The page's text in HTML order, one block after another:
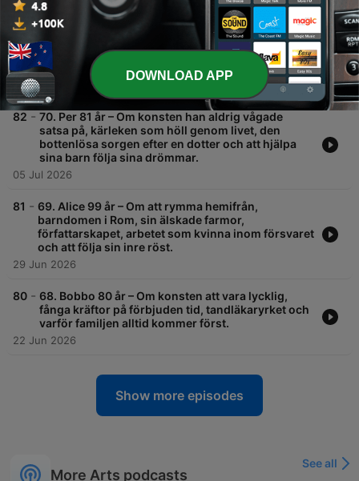
83 - 71. Johannie 105 år – Om livsvisdom från hennes
farmor, en självförsörjande uppväxt, smugglingen
under krigsåren, lyckan i de små sakerna och att
se en vän i varje människa.
Möt den 105-åriga Johanni i ett djupt samtal om ett långt liv fyllt av både prövningar och visdom. Hon delar med sig av minnen från sin barndom i Norge, flytten till Sverige och de starka upplevelserna under andra världskriget, inklusive smuggling över gränsen samt personliga förluster. Avsnittet utforskar även teman som självförsörjning, entreprenörskap i Sälen och vikten av att finna lyckan i vardagens små ögonblick. Vi får även ett besök hos 60plusbanken där fokus ligger på ekonomiska behov för livshändelser och renoveringar.
27 Jul 2026
82 - 70. Per 81 år – Om konsten han aldrig vågade
satsa på, kärleken som höll genom livet, den
bottenlösa sorgen efter en dotter och att hjälpa
sina barn följa sina drömmar.
05 Jul 2026
81 - 69. Alice 99 år – Om att rymma hemifrån,
barndomen i Rom, sin älskade farmor,
författarskapet, arbetet som kvinna inom försvaret
och att följa sin inre röst.
29 Jun 2026
80 - 68. Bobbo 80 år – Om konsten att vara lycklig,
fånga kräftor på förbjuden tid, tandläkaryrket och
varför familjen alltid kommer först.
22 Jun 2026
Show more episodes
More Arts podcasts
See all
DOWNLOAD APP